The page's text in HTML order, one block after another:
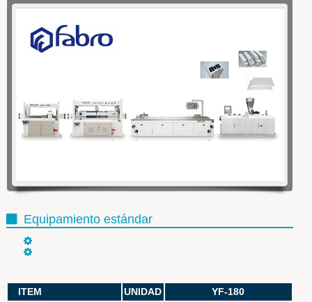
Equipamiento estándar
ITEM UNIDAD YF-180